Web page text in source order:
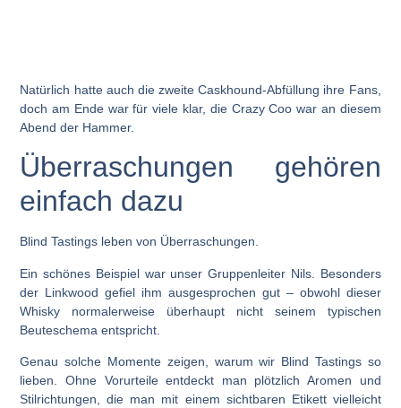
Natürlich hatte auch die zweite Caskhound-Abfüllung ihre Fans,
doch am Ende war für viele klar, die Crazy Coo war an diesem
Abend der Hammer.
Überraschungen gehören
einfach dazu
Blind Tastings leben von Überraschungen.
Ein schönes Beispiel war unser Gruppenleiter Nils. Besonders
der Linkwood gefiel ihm ausgesprochen gut – obwohl dieser
Whisky normalerweise überhaupt nicht seinem typischen
Beuteschema entspricht.
Genau solche Momente zeigen, warum wir Blind Tastings so
lieben. Ohne Vorurteile entdeckt man plötzlich Aromen und
Stilrichtungen, die man mit einem sichtbaren Etikett vielleicht